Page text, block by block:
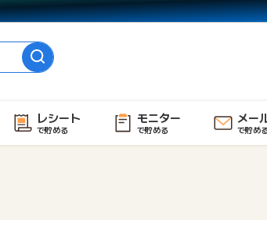
レシート
で貯める
モニター
で貯める
メー
で貯め